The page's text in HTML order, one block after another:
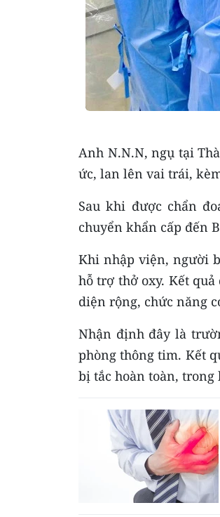
Anh N.N.N, ngụ tại
ức, lan lên vai trái,
Sau khi được chẩn
chuyển khẩn cấp đến
Khi nhập viện, người
hỗ trợ thở oxy. Kết
diện rộng, chức năng
Nhận định đây là
phòng thông tim. Kết
bị tắc hoàn toàn,